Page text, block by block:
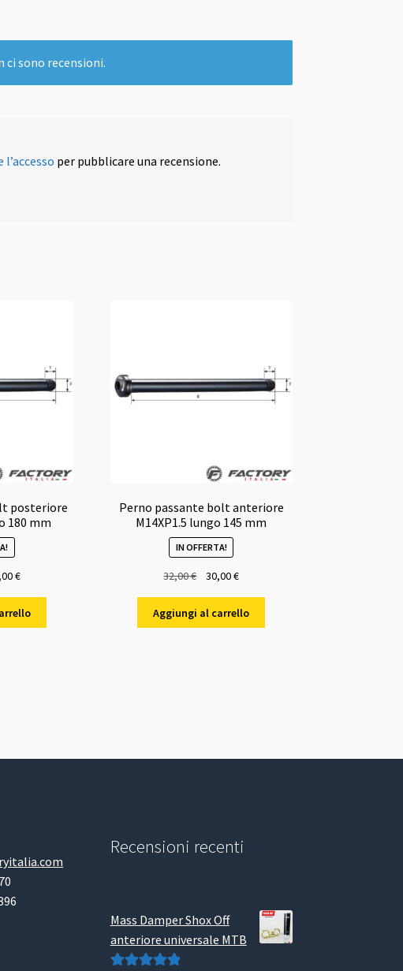
ci sono recensioni.
per pubblicare una recensione.
posteriore
180 mm
€Il
attuale
è:
Perno passante bolt anteriore
M14XP1.5 lungo 145 mm
IN OFFERTA!
32,00€
originale
era:
30,00€Il
attuale
è:
Aggiungi al carrello
Recensioni recenti
Mass Damper Shox Off
anteriore universale MTB